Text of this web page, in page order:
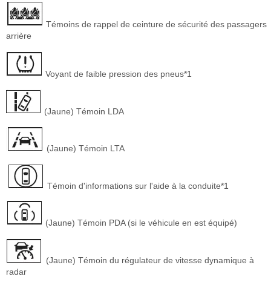
Témoins de rappel de ceinture de sécurité des passagers
arrière
Voyant de faible pression des pneus*1
(Jaune) Témoin LDA
(Jaune) Témoin LTA
Témoin d'informations sur l'aide à la conduite*1
(Jaune) Témoin PDA (si le véhicule en est équipé)
(Jaune) Témoin du régulateur de vitesse dynamique à
radar